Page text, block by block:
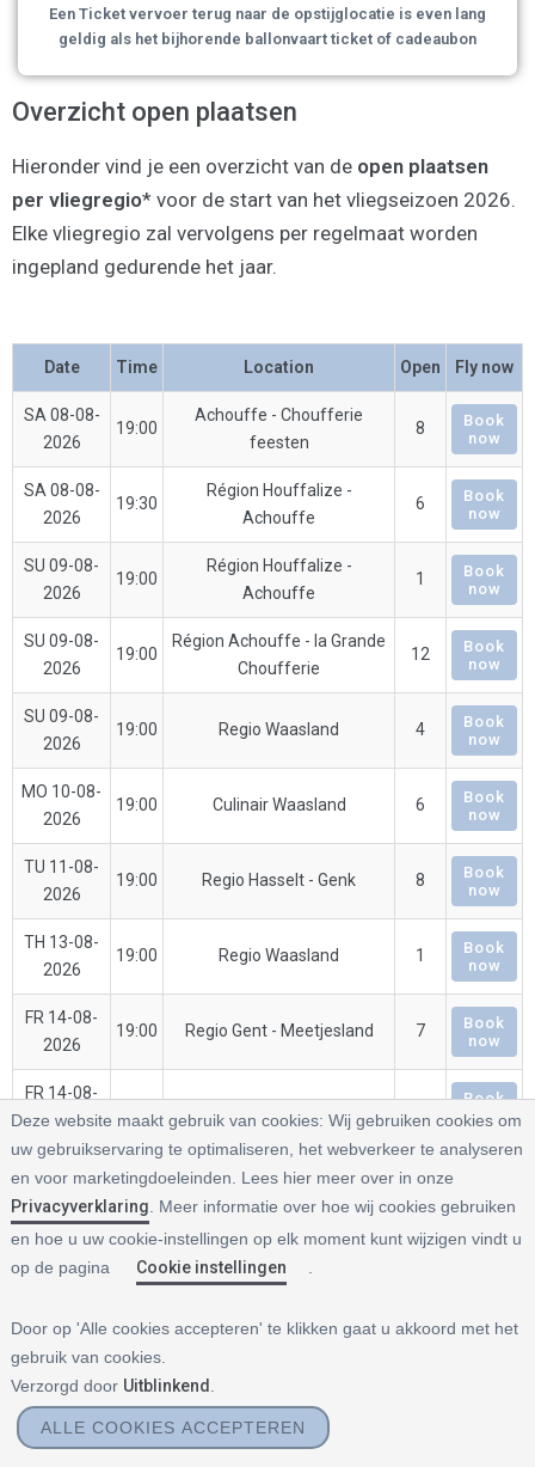
Een Ticket vervoer terug naar de opstijglocatie is even lang
geldig als het bijhorende ballonvaart ticket of cadeaubon
Overzicht open plaatsen
Hieronder vind je een overzicht van de open plaatsen
per vliegregio* voor de start van het vliegseizoen 2026.
Elke vliegregio zal vervolgens per regelmaat worden
ingepland gedurende het jaar.
Date Time Location Open Fly now
SA 08-08-
2026
19:00
Achouffe - Choufferie
feesten
8
Book
now
SA 08-08-
2026
19:30
Région Houffalize -
Achouffe
6
Book
now
SU 09-08-
2026
19:00
Région Houffalize -
Achouffe
1
Book
now
SU 09-08-
2026
19:00
Région Achouffe - la Grande
Choufferie
12
Book
now
SU 09-08-
2026
19:00 Regio Waasland 4
Book
now
MO 10-08-
2026
19:00 Culinair Waasland 6
Book
now
TU 11-08-
2026
19:00 Regio Hasselt - Genk 8
Book
now
TH 13-08-
2026
19:00 Regio Waasland 1
Book
now
FR 14-08-
2026
19:00 Regio Gent - Meetjesland 7
Book
now
FR 14-08-
2026
19:00 Région Vielsalm 1
Book
now
19:00
Regio Antwerpen -
moederdag
1
SU 16-08-
2026
19:00
Région La Roche-en-
Ardenne
Book
SU 16-08-
2026
19:00 Regio Gent 6
Book
TU 18-08-
2026
19:00
Regio Brussel - Tienen -
Leuven
Deze website maakt gebruik van cookies: Wij gebruiken cookies om
uw gebruikservaring te optimaliseren, het webverkeer te analyseren
en voor marketingdoeleinden. Lees hier meer over in onze
Privacyverklaring . Meer informatie over hoe wij cookies gebruiken
en hoe u uw cookie-instellingen op elk moment kunt wijzigen vindt u
op de pagina
Cookie instellingen
Door op 'Alle cookies accepteren' te klikken gaat u akkoord met het
gebruik van cookies.
Verzorgd door Uitblinkend
ALLE COOKIES ACCEPTEREN